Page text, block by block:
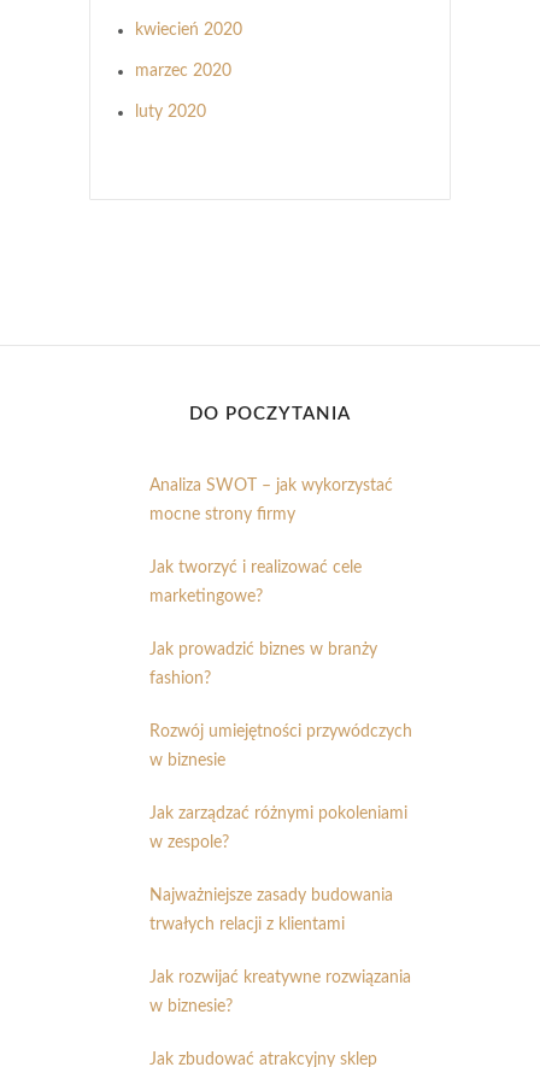
kwiecień 2020
marzec 2020
luty 2020
DO POCZYTANIA
Analiza SWOT – jak wykorzystać
mocne strony firmy
Jak tworzyć i realizować cele
marketingowe?
Jak prowadzić biznes w branży
fashion?
Rozwój umiejętności przywódczych
w biznesie
Jak zarządzać różnymi pokoleniami
w zespole?
Najważniejsze zasady budowania
trwałych relacji z klientami
Jak rozwijać kreatywne rozwiązania
w biznesie?
Jak zbudować atrakcyjny sklep